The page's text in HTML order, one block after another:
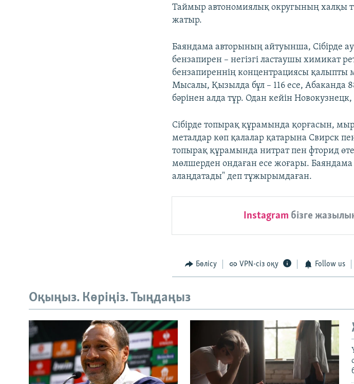
Таймыр автономиялық округының халқы
жатыр.
Баяндама авторының айтуынша, Сібірде
бензапирен – негізгі ластаушы химикат
бензапиреннің концентрациясы қалыпты
Мысалы, Қызылда бұл – 116 есе, Абаканда
бәрінен алда тұр. Одан кейін
Сібірде топырақ құрамында қорғасын,
металдар көп қалалар қатарына Свирск
топырақ құрамында нитрат пен фторид
мөлшерден ондаған есе жоғары.
алаңдатады" деп тұжырымдаған.
Instagram бізге
Бөлісу VPN-сіз оқу Follow us
Оқыңыз. Көріңіз. Тыңдаңыз